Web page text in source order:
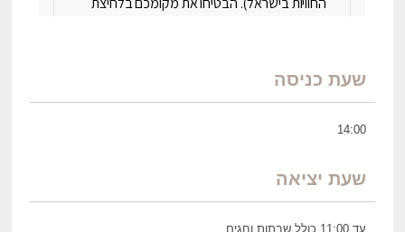
שעת כניסה
14:00
שעת יציאה
עד 11:00 כולל שבתות וחגים